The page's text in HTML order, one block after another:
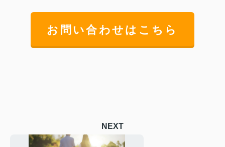
お問い合わせはこちら
NEXT